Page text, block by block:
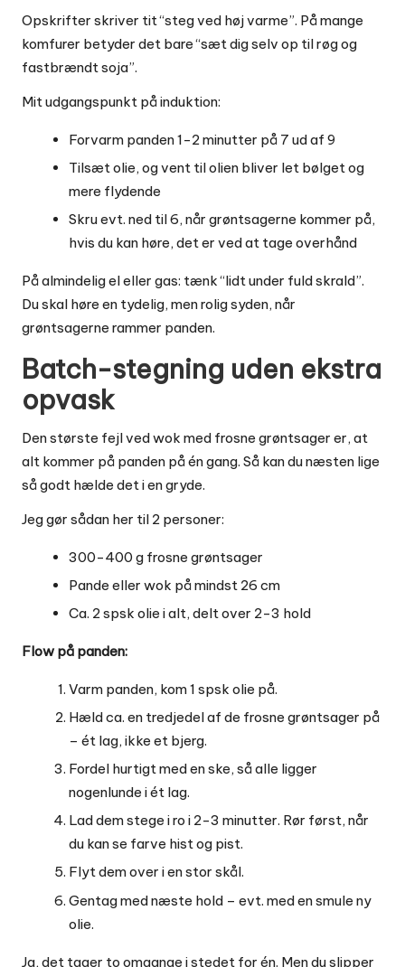
Opskrifter skriver tit “steg ved høj varme”. På mange
komfurer betyder det bare “sæt dig selv op til røg og
fastbrændt soja”.
Mit udgangspunkt på induktion:
Forvarm panden 1-2 minutter på 7 ud af 9
Tilsæt olie, og vent til olien bliver let bølget og
mere flydende
Skru evt. ned til 6, når grøntsagerne kommer på,
hvis du kan høre, det er ved at tage overhånd
På almindelig el eller gas: tænk “lidt under fuld skrald”.
Du skal høre en tydelig, men rolig syden, når
grøntsagerne rammer panden.
Batch-stegning uden ekstra
opvask
Den største fejl ved wok med frosne grøntsager er, at
alt kommer på panden på én gang. Så kan du næsten lige
så godt hælde det i en gryde.
Jeg gør sådan her til 2 personer:
300-400 g frosne grøntsager
Pande eller wok på mindst 26 cm
Ca. 2 spsk olie i alt, delt over 2-3 hold
Flow på panden:
Varm panden, kom 1 spsk olie på.
Hæld ca. en tredjedel af de frosne grøntsager på
– ét lag, ikke et bjerg.
Fordel hurtigt med en ske, så alle ligger
nogenlunde i ét lag.
Lad dem stege i ro i 2-3 minutter. Rør først, når
du kan se farve hist og pist.
Flyt dem over i en stor skål.
Gentag med næste hold – evt. med en smule ny
olie.
Ja, det tager to omgange i stedet for én. Men du slipper